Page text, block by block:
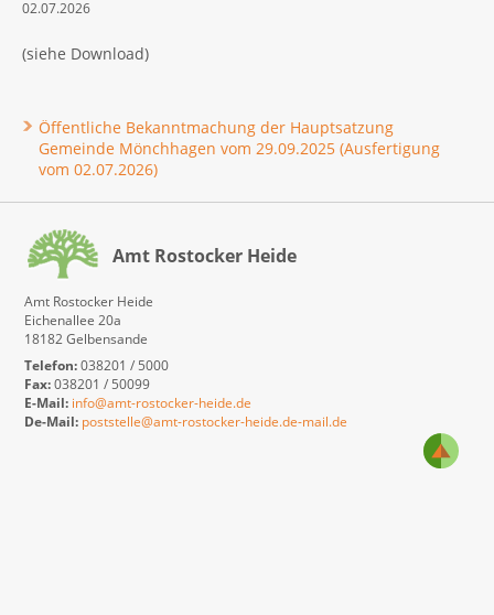
02.07.2026
(siehe Download)
Öffentliche Bekanntmachung der Hauptsatzung
Gemeinde Mönchhagen vom 29.09.2025 (Ausfertigung
vom 02.07.2026)
Amt Rostocker Heide
Amt Rostocker Heide
Eichenallee 20a
18182 Gelbensande
Telefon:038201 / 5000
Fax:038201 / 50099
E-Mail: info@amt-rostocker-heide.de
De-Mail: poststelle@amt-rostocker-heide.de-mail.de